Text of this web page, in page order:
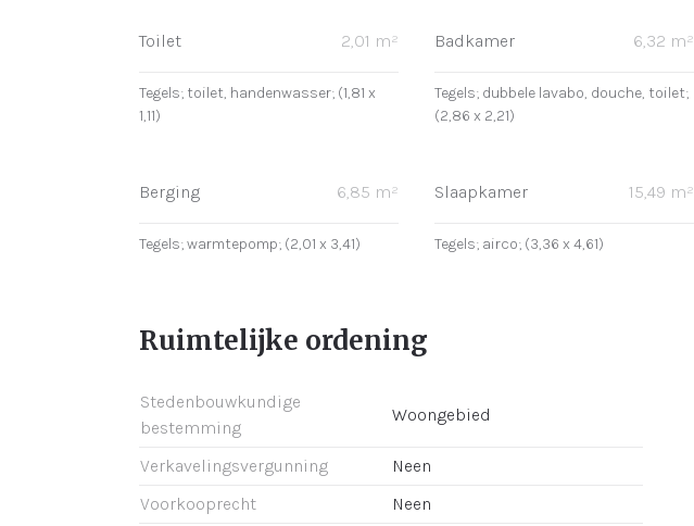
Toilet 2,01 m²
Tegels; toilet, handenwasser; (1,81 x
1,11)
Badkamer 6,32 m²
Tegels; dubbele lavabo, douche, toilet;
(2,86 x 2,21)
Berging 6,85 m²
Tegels; warmtepomp; (2,01 x 3,41)
Slaapkamer 15,49 m²
Tegels; airco; (3,36 x 4,61)
Ruimtelijke ordening
Stedenbouwkundige
bestemming
Woongebied
Verkavelingsvergunning
Neen
Voorkooprecht
Neen